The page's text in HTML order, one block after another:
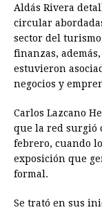
Aldás Rivera
circular
sector del
finanzas,
estuvieron
negocios y
Carlos Lazcano
que la red surgió
febrero, cuando
exposición que
formal.
Se trató en sus